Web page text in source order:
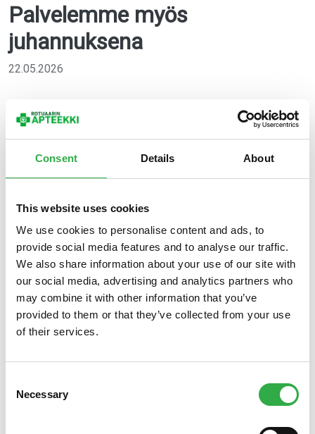
Consent Details About
This website uses cookies
We use cookies to personalise content and ads, to
provide social media features and to analyse our traffic.
We also share information about your use of our site with
our social media, advertising and analytics partners who
may combine it with other information that you’ve
provided to them or that they’ve collected from your use
of their services.
Selection
Necessary
Palvelemme myös
juhannuksena
22.05.2026